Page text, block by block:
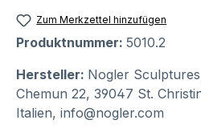
Zum Merkzettel hinzufügen
Produktnummer: 5010.2
Hersteller: Nogler
Chemun 22, 39047 St.
Italien, info@nogler.com